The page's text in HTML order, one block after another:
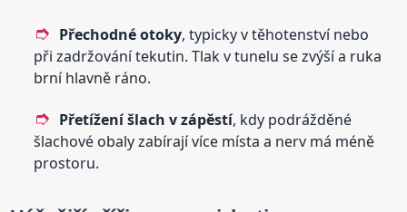
Přechodné otoky, typicky v těhotenství nebo
při zadržování tekutin. Tlak v tunelu se zvýší a ruka
brní hlavně ráno.
Přetížení šlach v zápěstí, kdy podrážděné
šlachové obaly zabírají více místa a nerv má méně
prostoru.